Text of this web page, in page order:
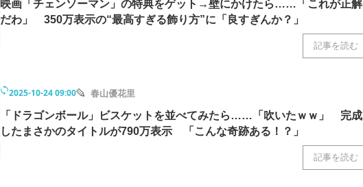
映画「チェンソーマン」の特典をゲット→壁にかけたら……「これが正解
だわ」 350万表示の“最高すぎる飾り方”に「良すぎんか？」
記事を読む
2025-10-24 09:00 春山優花里
「ドラゴンボール」ビスケットを並べてみたら……「吹いたｗｗ」 完成
したまさかのタイトルが790万表示 「こんな奇跡ある！？」
記事を読む